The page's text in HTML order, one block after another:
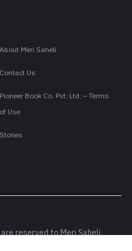
About Meri Saheli
Contact Us
Pioneer Book Co. Pvt. Ltd. – Terms
of Use
Stories
reserved to Meri Saheli.